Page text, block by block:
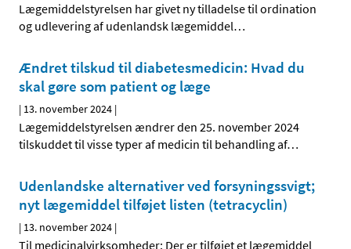
Lægemiddelstyrelsen har givet ny tilladelse til ordination
og udlevering af udenlandsk lægemiddel…
Ændret tilskud til diabetesmedicin: Hvad du
skal gøre som patient og læge
| 13. november 2024 |
Lægemiddelstyrelsen ændrer den 25. november 2024
tilskuddet til visse typer af medicin til behandling af…
Udenlandske alternativer ved forsyningssvigt;
nyt lægemiddel tilføjet listen (tetracyclin)
| 13. november 2024 |
Til medicinalvirksomheder: Der er tilføjet et lægemiddel